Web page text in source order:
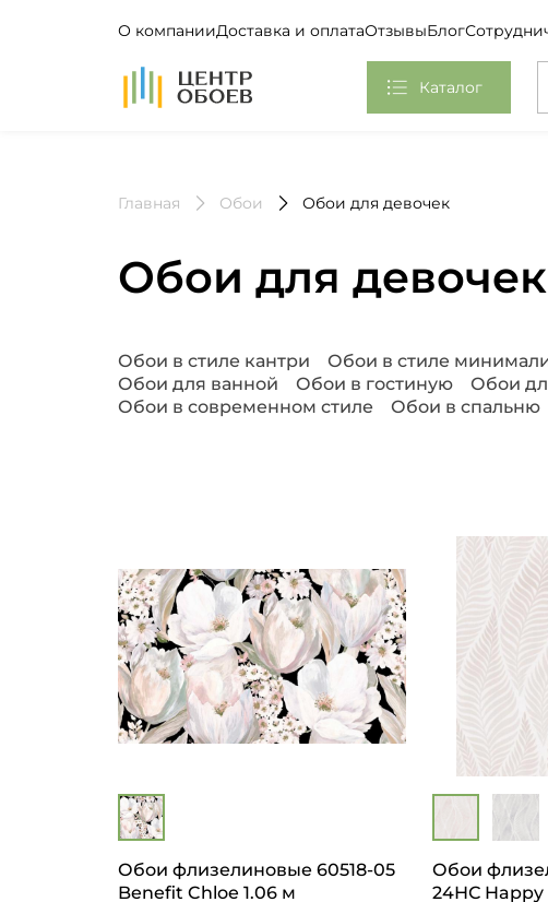
О компанииДоставка и оплатаОтзывыБлог
На Главную
Каталог
Фотообои, Панно
Плинтус потолочный
Самоклеющаяся пленка
Главная Обои Обои для девочек
Обои для девочек
Популярные запросы
Обои в стиле кантри Обои в стиле
Обои для ванной
Обои в гостиную Обои
Обои в современном стиле
Обои в спальню
Обои флизелиновые 60518-05
Benefit Chloe 1.06 м
Обои
24НС Happy